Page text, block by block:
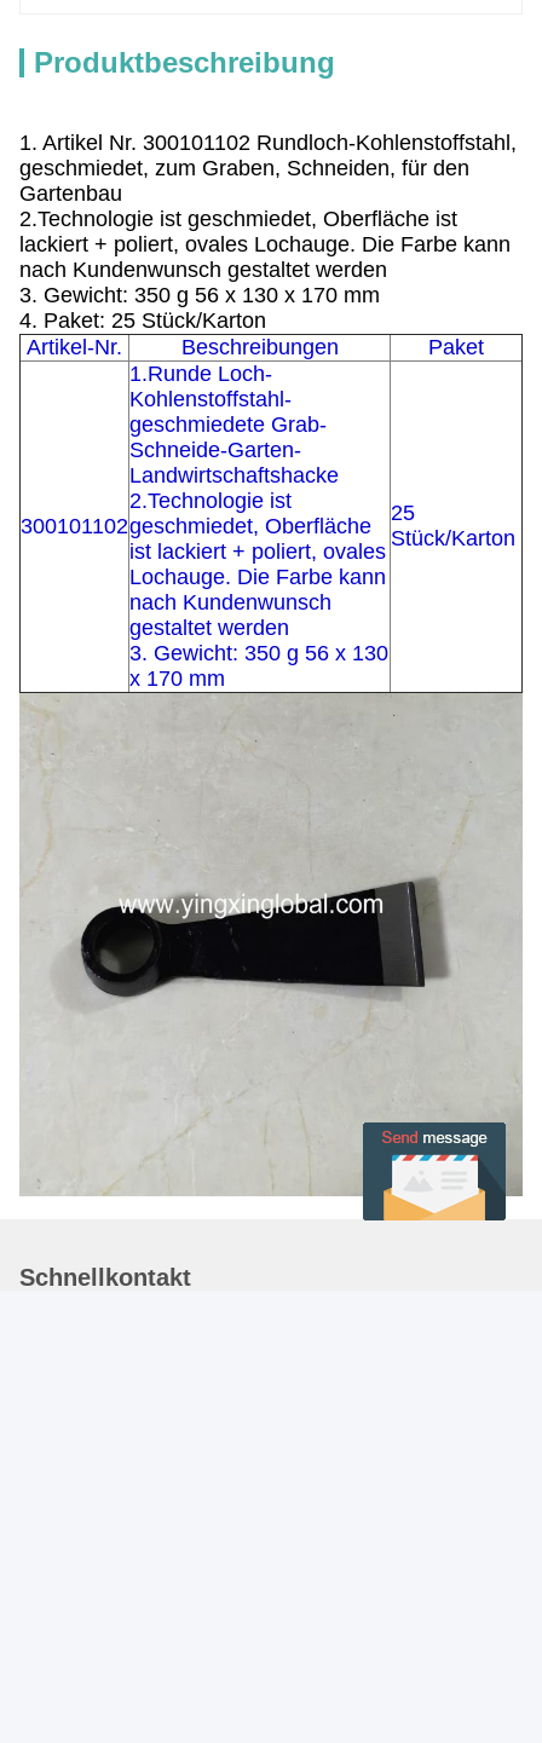
Produktbeschreibung
1. Artikel Nr. 300101102 Rundloch-Kohlenstoffstahl,
geschmiedet, zum Graben, Schneiden, für den
Gartenbau
2.Technologie ist geschmiedet, Oberfläche ist
lackiert + poliert, ovales Lochauge. Die Farbe kann
nach Kundenwunsch gestaltet werden
3. Gewicht: 350 g 56 x 130 x 170 mm
4. Paket: 25 Stück/Karton
Artikel-Nr.
Beschreibungen Paket
300101102
1.Runde Loch-
Kohlenstoffstahl-
geschmiedete Grab-
Schneide-Garten-
Landwirtschaftshacke
2.Technologie ist
geschmiedet, Oberfläche
ist lackiert + poliert, ovales
Lochauge. Die Farbe kann
nach Kundenwunsch
gestaltet werden
3. Gewicht: 350 g 56 x 130
x 170 mm
25
Stück/Karton
Schnellkontakt